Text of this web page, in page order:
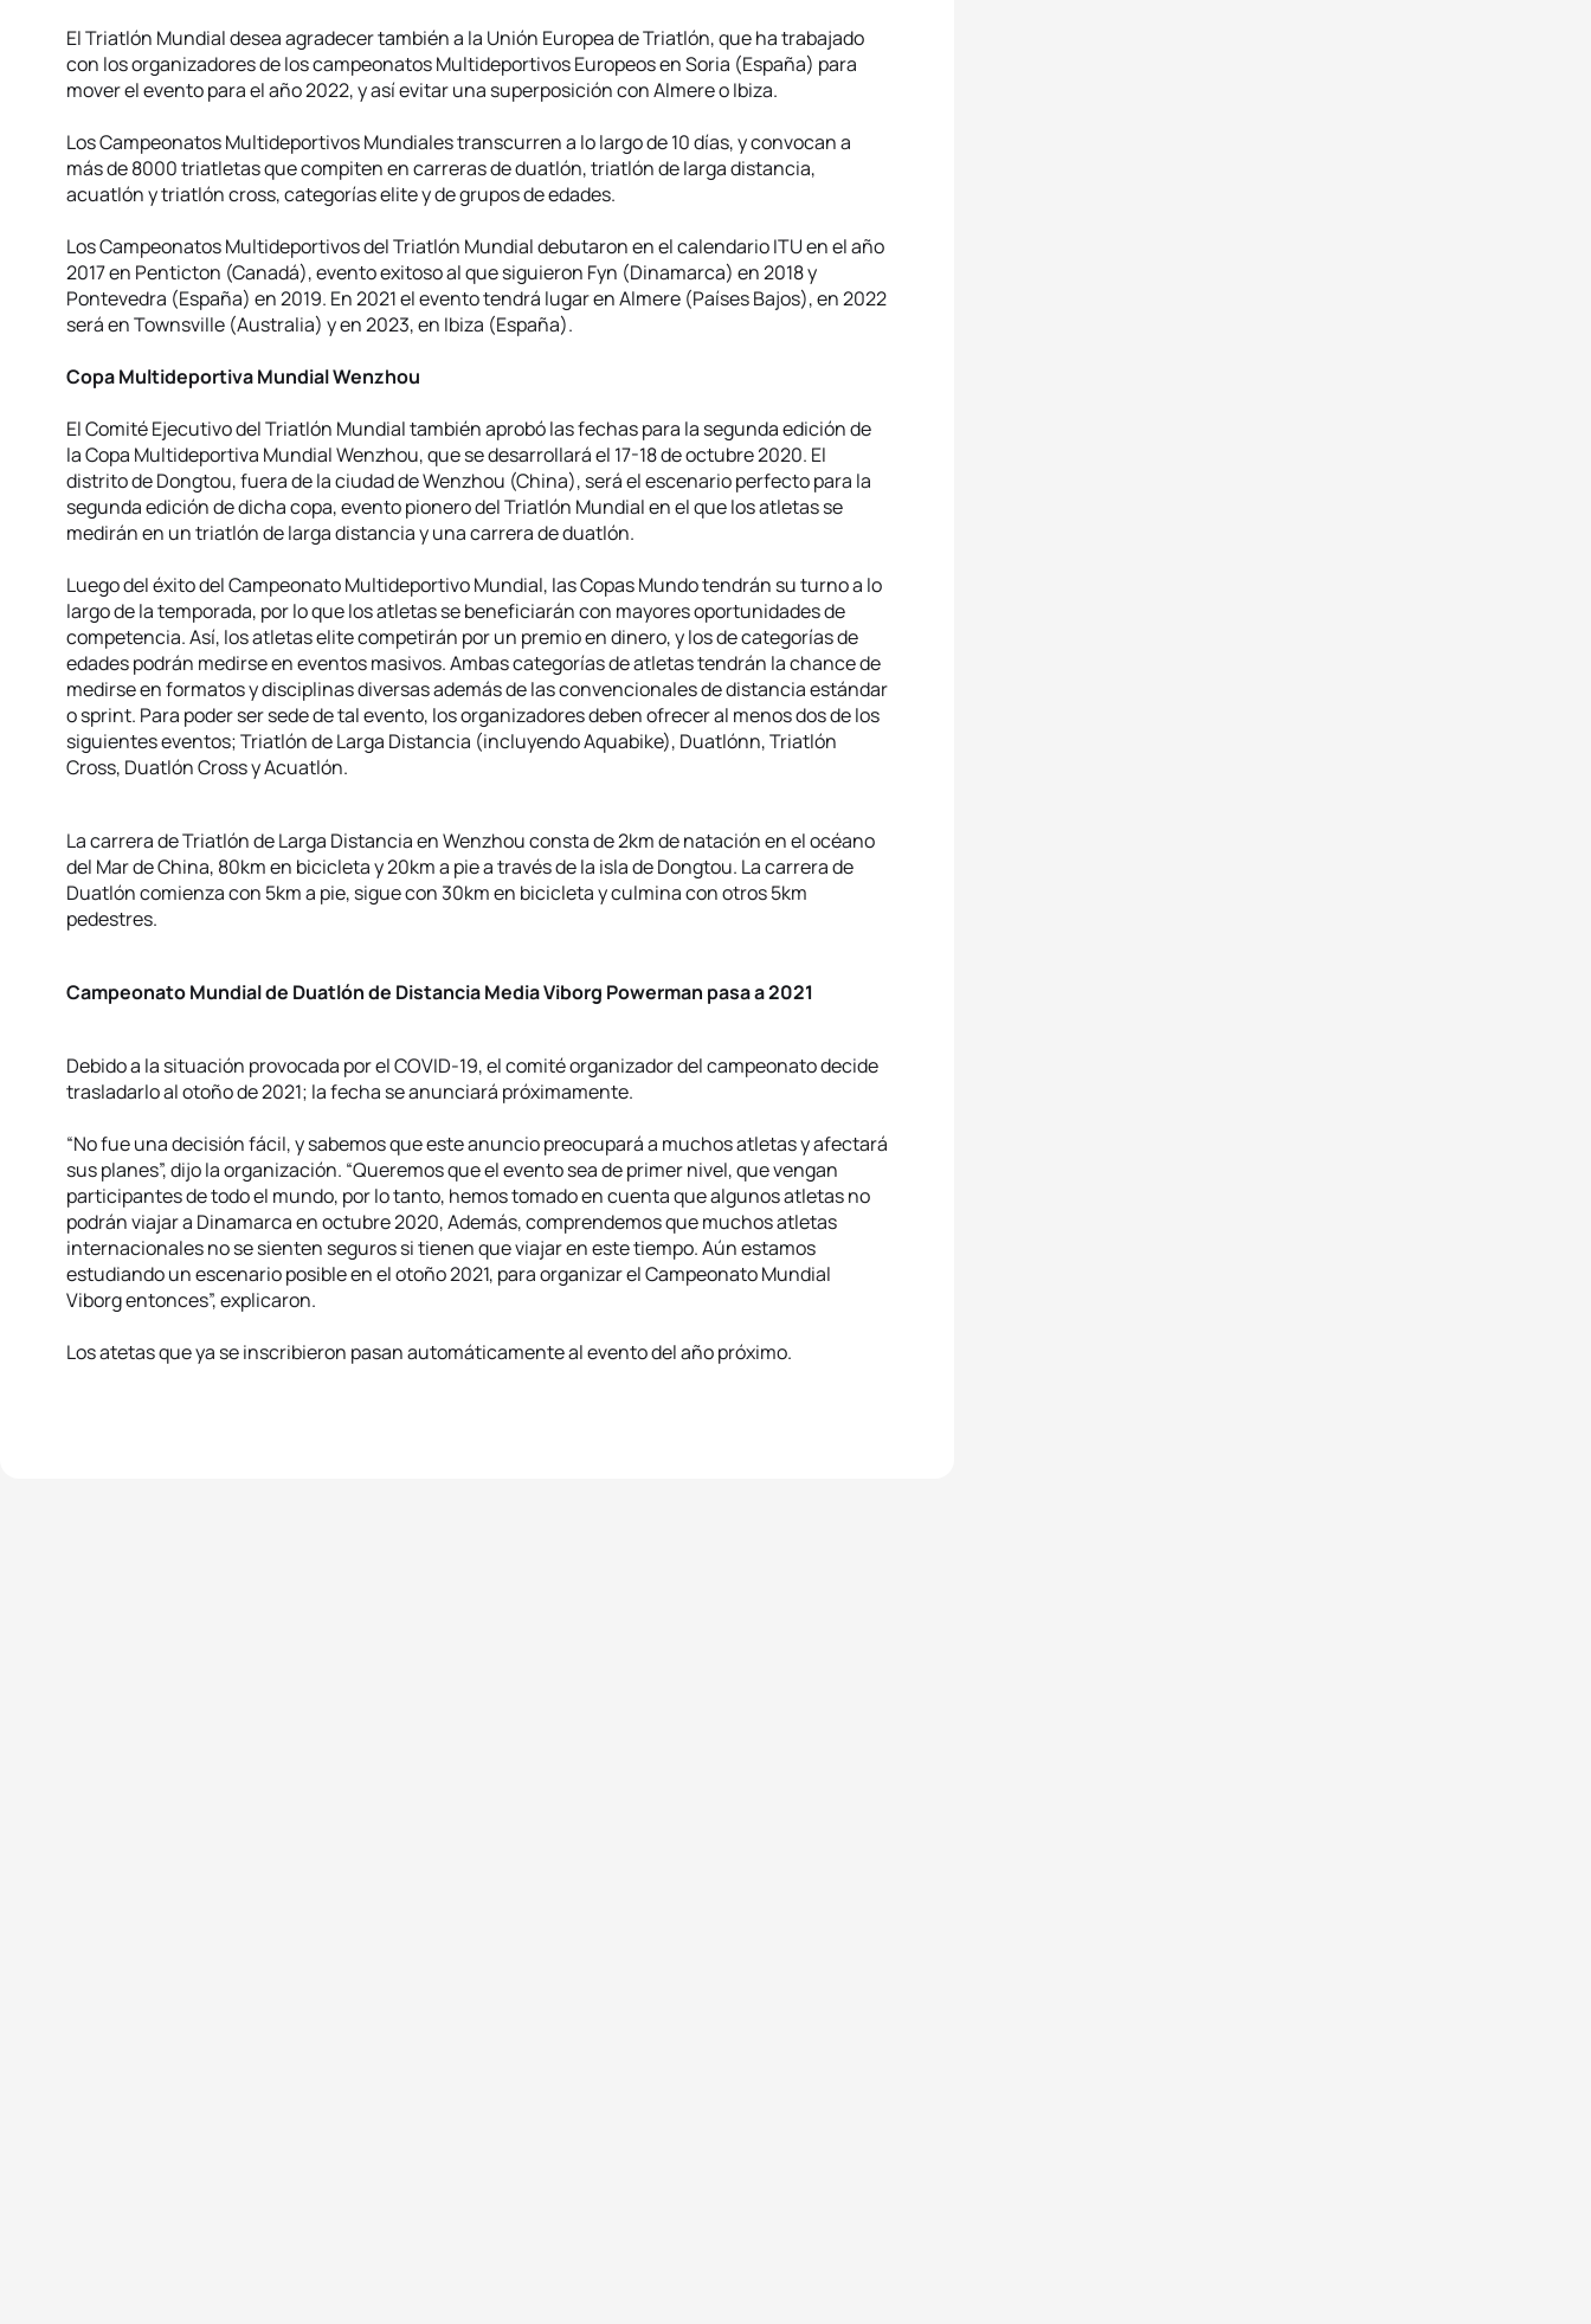
El Triatlón Mundial desea agradecer también a la Unión Europea de Triatlón, que ha trabajado
con los organizadores de los campeonatos Multideportivos Europeos en Soria (España) para
mover el evento para el año 2022, y así evitar una superposición con Almere o Ibiza.
Los Campeonatos Multideportivos Mundiales transcurren a lo largo de 10 días, y convocan a
más de 8000 triatletas que compiten en carreras de duatlón, triatlón de larga distancia,
acuatlón y triatlón cross, categorías elite y de grupos de edades.
Los Campeonatos Multideportivos del Triatlón Mundial debutaron en el calendario ITU en el año
2017 en Penticton (Canadá), evento exitoso al que siguieron Fyn (Dinamarca) en 2018 y
Pontevedra (España) en 2019. En 2021 el evento tendrá lugar en Almere (Países Bajos), en 2022
será en Townsville (Australia) y en 2023, en Ibiza (España).
Copa Multideportiva Mundial Wenzhou
El Comité Ejecutivo del Triatlón Mundial también aprobó las fechas para la segunda edición de
la Copa Multideportiva Mundial Wenzhou, que se desarrollará el 17-18 de octubre 2020. El
distrito de Dongtou, fuera de la ciudad de Wenzhou (China), será el escenario perfecto para la
segunda edición de dicha copa, evento pionero del Triatlón Mundial en el que los atletas se
medirán en un triatlón de larga distancia y una carrera de duatlón.
Luego del éxito del Campeonato Multideportivo Mundial, las Copas Mundo tendrán su turno a lo
largo de la temporada, por lo que los atletas se beneficiarán con mayores oportunidades de
competencia. Así, los atletas elite competirán por un premio en dinero, y los de categorías de
edades podrán medirse en eventos masivos. Ambas categorías de atletas tendrán la chance de
medirse en formatos y disciplinas diversas además de las convencionales de distancia estándar
o sprint. Para poder ser sede de tal evento, los organizadores deben ofrecer al menos dos de los
siguientes eventos; Triatlón de Larga Distancia (incluyendo Aquabike), Duatlónn, Triatlón
Cross, Duatlón Cross y Acuatlón.
La carrera de Triatlón de Larga Distancia en Wenzhou consta de 2km de natación en el océano
del Mar de China, 80km en bicicleta y 20km a pie a través de la isla de Dongtou. La carrera de
Duatlón comienza con 5km a pie, sigue con 30km en bicicleta y culmina con otros 5km
pedestres.
Campeonato Mundial de Duatlón de Distancia Media Viborg Powerman pasa a 2021
Debido a la situación provocada por el COVID-19, el comité organizador del campeonato decide
trasladarlo al otoño de 2021; la fecha se anunciará próximamente.
“No fue una decisión fácil, y sabemos que este anuncio preocupará a muchos atletas y afectará
sus planes”, dijo la organización. “Queremos que el evento sea de primer nivel, que vengan
participantes de todo el mundo, por lo tanto, hemos tomado en cuenta que algunos atletas no
podrán viajar a Dinamarca en octubre 2020, Además, comprendemos que muchos atletas
internacionales no se sienten seguros si tienen que viajar en este tiempo. Aún estamos
estudiando un escenario posible en el otoño 2021, para organizar el Campeonato Mundial
Viborg entonces”, explicaron.
Los atetas que ya se inscribieron pasan automáticamente al evento del año próximo.